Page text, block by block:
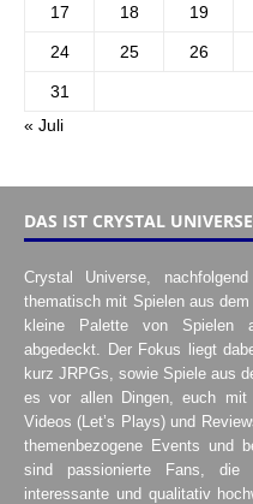
17 18 19
24 25 26
31
« Juli
DAS IST CRYSTAL
Crystal Universe,
thematisch mit Spielen aus
kleine Palette von Spielen
abgedeckt. Der Fokus liegt
kurz JRPGs, sowie Spiele aus
es vor allen Dingen, euch mit
Videos (Let’s Plays) und
themenbezogene Events und
sind passionierte Fans,
interessante und qualitativ